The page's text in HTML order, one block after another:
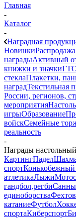
Главная
-
Каталог
-
Наградная
НовинкиРаспродажа
наградыАктивный
книжки и значки
стеклаПлакетки,
наградТекстильная
России, регионов,
мероприятия
игрыОбразование
войскСемейные
реальность
-
Награды
КартингПадел
спортКонькобежный
атлетикаЛыжи
гандбол,регби
единоборства
катаниеФутбол
спортаКиберспорт